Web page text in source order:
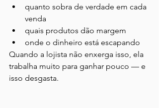
quanto sobra de verdade em cada
venda
quais produtos dão margem
onde o dinheiro está escapando
Quando a lojista não enxerga isso, ela
trabalha muito para ganhar pouco — e
isso desgasta.